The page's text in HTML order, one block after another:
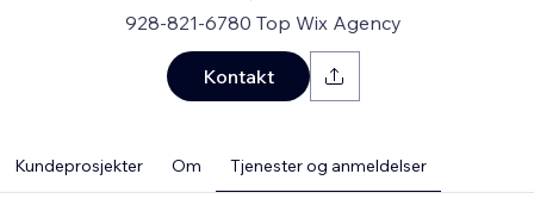
928-821-6780 Top Wix Agency
Kontakt
Kundeprosjekter Om Tjenester og anmeldelser